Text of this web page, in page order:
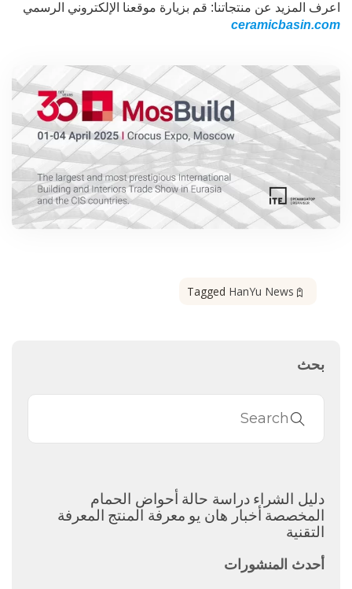
اعرف المزيد عن منتجاتنا: قم بزيارة موقعنا الإلكتروني الرسمي
ceramicbasin.com
Tagged HanYu News
بحث
دليل الشراء دراسة حالة أحواض الحمام
المخصصةأخبار هان يو معرفة المنتج المعرفة
التقنية
أحدث المنشورات